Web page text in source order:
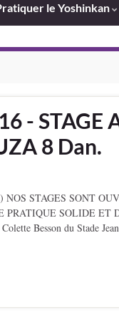
le Yoshinkan
-
8 Dan.
STAGES SONT
SOLIDE ET
Besson du Stade